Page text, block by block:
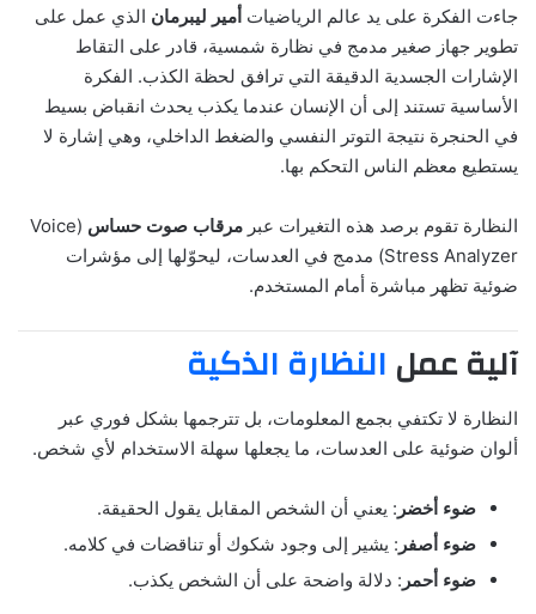
جاءت الفكرة على يد عالم الرياضيات أمير ليبرمان الذي عمل على
تطوير جهاز صغير مدمج في نظارة شمسية، قادر على التقاط
الإشارات الجسدية الدقيقة التي ترافق لحظة الكذب. الفكرة
الأساسية تستند إلى أن الإنسان عندما يكذب يحدث انقباض بسيط
في الحنجرة نتيجة التوتر النفسي والضغط الداخلي، وهي إشارة لا
يستطيع معظم الناس التحكم بها.
النظارة تقوم برصد هذه التغيرات عبر مرقاب صوت حساس (Voice
Stress Analyzer) مدمج في العدسات، ليحوّلها إلى مؤشرات
ضوئية تظهر مباشرة أمام المستخدم.
آلية عمل النظارة الذكية
النظارة لا تكتفي بجمع المعلومات، بل تترجمها بشكل فوري عبر
ألوان ضوئية على العدسات، ما يجعلها سهلة الاستخدام لأي شخص.
ضوء أخضر : يعني أن الشخص المقابل يقول الحقيقة.
ضوء أصفر : يشير إلى وجود شكوك أو تناقضات في كلامه.
ضوء أحمر : دلالة واضحة على أن الشخص يكذب.